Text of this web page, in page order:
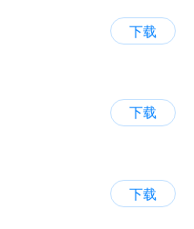
下载
下载
下载